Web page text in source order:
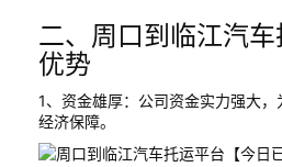
二、周口到临江汽
优势
1、资金雄厚：公司资金实力强大
经济保障。